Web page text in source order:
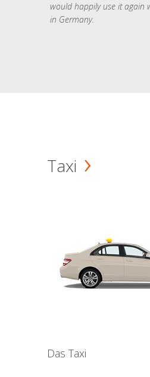
would happily use it again
in Germany.
Taxi
Das Taxi